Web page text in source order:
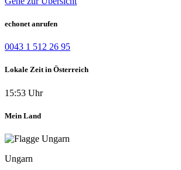
echonet anrufen
0043 1 512 26 95
Lokale Zeit in Österreich
15:53 Uhr
Mein Land
Ungarn